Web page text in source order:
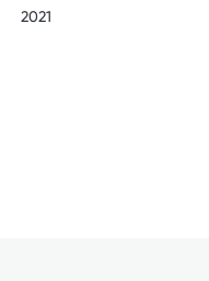
2021